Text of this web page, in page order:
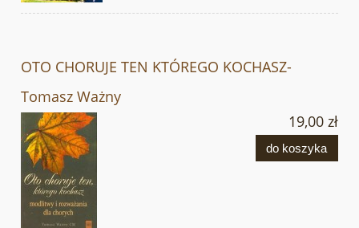
OTO CHORUJE TEN KTÓREGO KOCHASZ-
Tomasz Ważny
19,00 zł
do koszyka